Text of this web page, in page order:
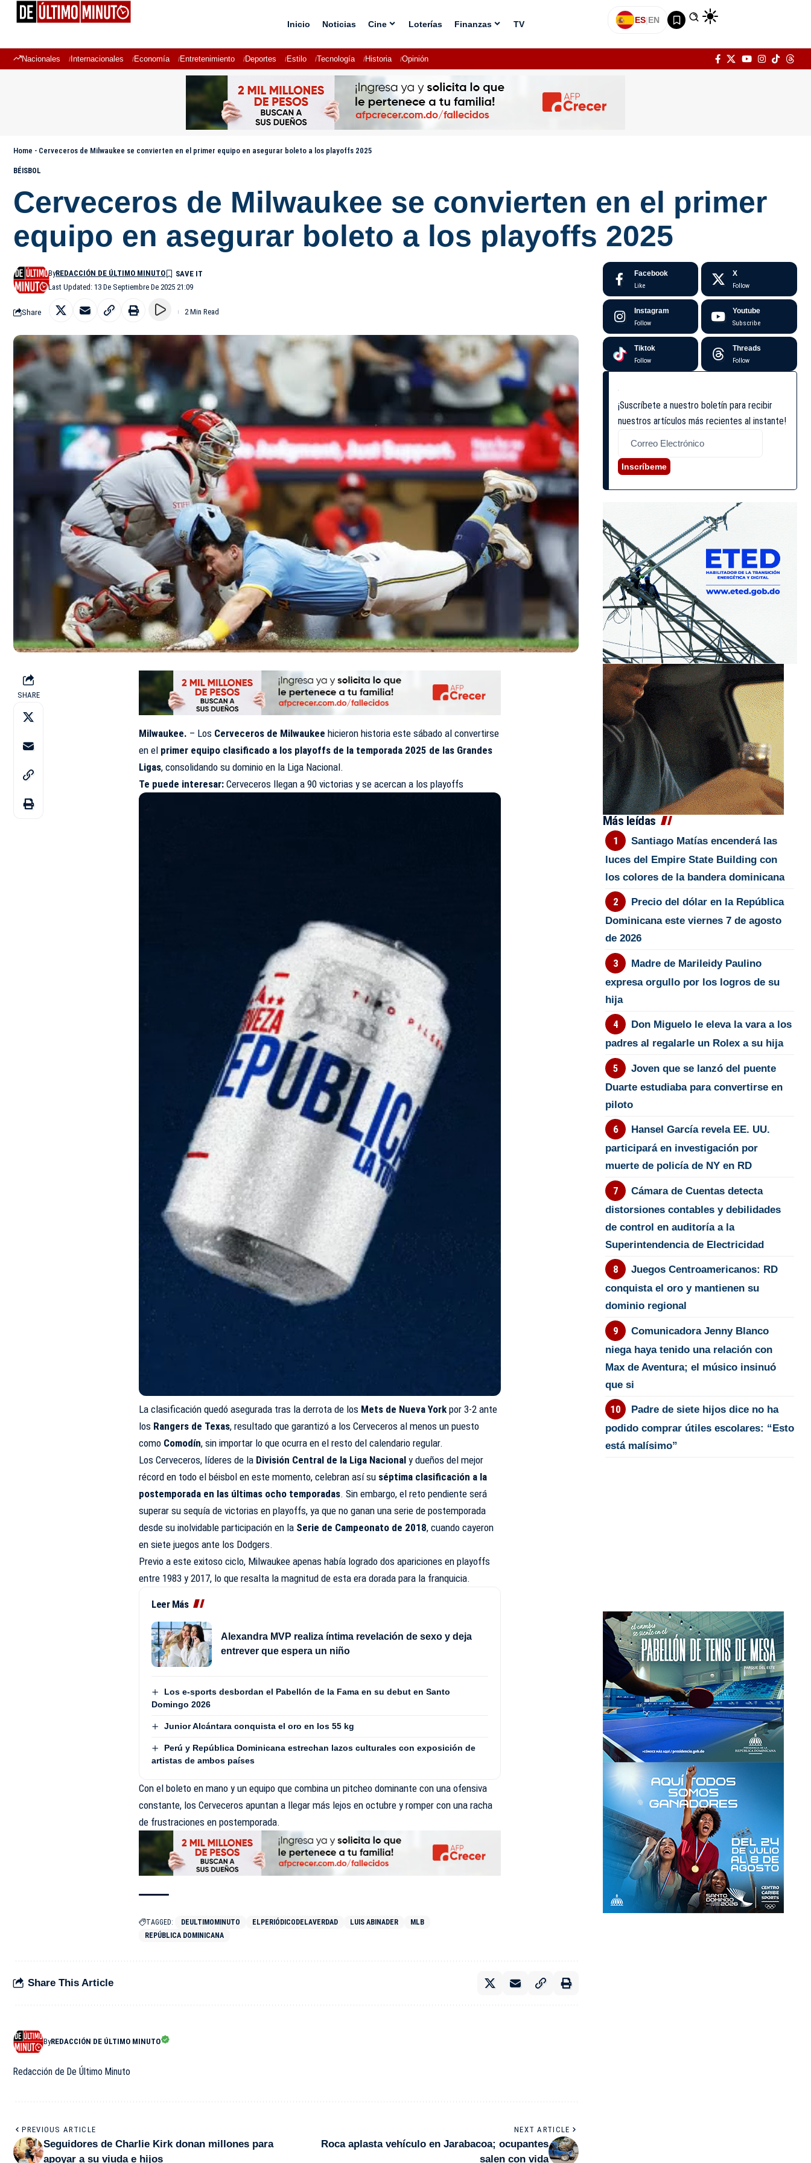
Inicio Noticias Cine Loterías Finanzas TV ES|EN
Nacionales Internacionales Economía Entretenimiento Deportes Estilo Tecnología Historia Opinión
Home - Cerveceros de Milwaukee se convierten en el primer equipo en asegurar boleto a los playoffs 2025
BÉISBOL
Cerveceros de Milwaukee se convierten en el primer
equipo en asegurar boleto a los playoffs 2025
Last Updated: 13 De Septiembre De 2025 21:09
ByREDACCIÓN DE ÚLTIMO MINUTO
Share 2 Min Read
SHARE
Milwaukee. – Los Cerveceros de Milwaukee hicieron historia este sábado al convertirse
en el primer equipo clasificado a los playoffs de la temporada 2025 de las Grandes
Ligas, consolidando su dominio en la Liga Nacional.
Te puede interesar:Cerveceros llegan a 90 victorias y se acercan a los playoffs
La clasificación quedó asegurada tras la derrota de los Mets de Nueva York por 3-2 ante
los Rangers de Texas, resultado que garantizó a los Cerveceros al menos un puesto
como Comodín, sin importar lo que ocurra en el resto del calendario regular.
Los Cerveceros, líderes de la División Central de la Liga Nacional y dueños del mejor
récord en todo el béisbol en este momento, celebran así su séptima clasificación a la
postemporada en las últimas ocho temporadas. Sin embargo, el reto pendiente será
superar su sequía de victorias en playoffs, ya que no ganan una serie de postemporada
desde su inolvidable participación en la Serie de Campeonato de 2018, cuando cayeron
en siete juegos ante los Dodgers.
Previo a este exitoso ciclo, Milwaukee apenas había logrado dos apariciones en playoffs
entre 1983 y 2017, lo que resalta la magnitud de esta era dorada para la franquicia.
Leer Más
Alexandra MVP realiza íntima revelación de sexo y deja
entrever que espera un niño
Los e-sports desbordan el Pabellón de la Fama en su debut en Santo
Domingo 2026
Junior Alcántara conquista el oro en los 55 kg
Perú y República Dominicana estrechan lazos culturales con exposición de
artistas de ambos países
Con el boleto en mano y un equipo que combina un pitcheo dominante con una ofensiva
constante, los Cerveceros apuntan a llegar más lejos en octubre y romper con una racha
de frustraciones en postemporada.
TAGGED: DEULTIMOMINUTO ELPERIÓDICODELAVERDAD LUIS ABINADER
MLB
REPÚBLICA DOMINICANA
Share This Article
ByREDACCIÓN DE ÚLTIMO MINUTO
Redacción de De Último Minuto
PREVIOUS ARTICLE
Seguidores de Charlie Kirk donan millones para
apoyar a su viuda e hijos
NEXT ARTICLE
Roca aplasta vehículo en Jarabacoa; ocupantes
salen con vida
Facebook
Like
X
Follow
Instagram
Follow
Youtube
Subscribe
Tiktok
Follow
Threads
Follow
¡Suscríbete a nuestro boletín para recibir
nuestros artículos más recientes al instante!
Inscríbeme
Más leídas
Santiago Matías encenderá las
luces del Empire State Building con
los colores de la bandera dominicana
Precio del dólar en la República
Dominicana este viernes 7 de agosto
de 2026
Madre de Marileidy Paulino
expresa orgullo por los logros de su
hija
Don Miguelo le eleva la vara a los
padres al regalarle un Rolex a su hija
Joven que se lanzó del puente
Duarte estudiaba para convertirse en
piloto
Hansel García revela EE. UU.
participará en investigación por
muerte de policía de NY en RD
Cámara de Cuentas detecta
distorsiones contables y debilidades
de control en auditoría a la
Superintendencia de Electricidad
Juegos Centroamericanos: RD
conquista el oro y mantienen su
dominio regional
Comunicadora Jenny Blanco
niega haya tenido una relación con
Max de Aventura; el músico insinuó
que si
Padre de siete hijos dice no ha
podido comprar útiles escolares: “Esto
está malísimo”